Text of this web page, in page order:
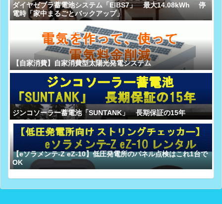
ダイヤゼブラ蓄電池システム「EIBS7」 最大14.08kWh 停
電時「家中まるごとバックアップ」
【自家消費】自家消費型太陽光発電システム
ジンコソーラー蓄電池「SUNTANK」 長期保証の15年
【eソラメンテ-Z eZ-10】低圧発電所のパネル点検はこれ1台で
OK